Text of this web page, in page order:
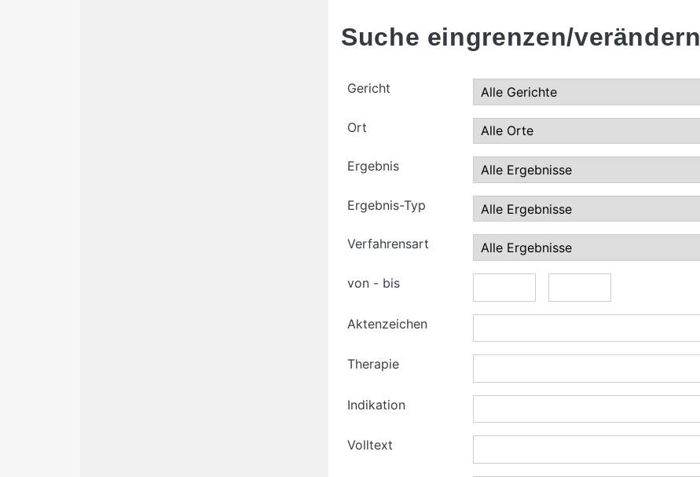
Suche eingrenzen/verändern
Gericht
Ort
Ergebnis
Ergebnis-Typ
Verfahrensart
von - bis
Aktenzeichen
Therapie
Indikation
Volltext